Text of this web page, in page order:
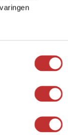
à eau